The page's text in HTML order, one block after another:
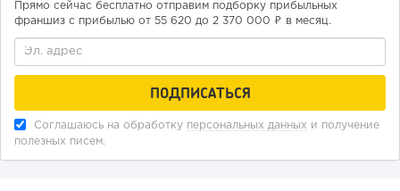
Прямо сейчас бесплатно отправим подборку прибыльных
франшиз с прибылью от 55 620 до 2 370 000 ₽ в месяц.
Соглашаюсь на обработку персональных данных и получение
полезных писем.